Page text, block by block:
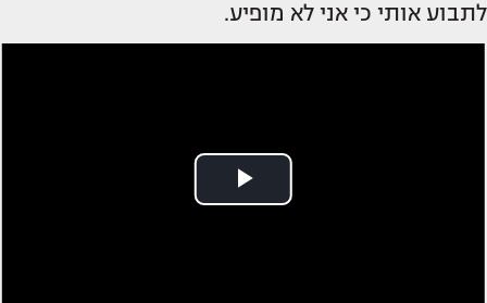
לתבוע אותי כי אני לא מופיע.